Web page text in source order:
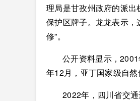
理局是甘孜州政府的派
保护区牌子。龙龙表示，
修”。
公开资料显示，
年12月，亚丁国家级自然
2022年，四川省交